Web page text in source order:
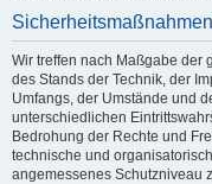
Sicherheitsmaßnahmen
Wir treffen nach Maßgabe der
des Stands der Technik, der
Umfangs, der Umstände und
unterschiedlichen
Bedrohung der Rechte und
technische und
angemessenes Schutzniveau